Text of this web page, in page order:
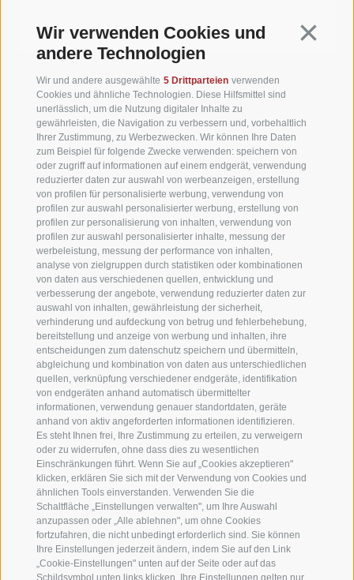
Continua
Wir verwenden Cookies und
andere Technologien
Wir und andere ausgewählte 5 Drittparteien verwenden
Cookies und ähnliche Technologien. Diese Hilfsmittel sind
unerlässlich, um die Nutzung digitaler Inhalte zu
gewährleisten, die Navigation zu verbessern und, vorbehaltlich
Ihrer Zustimmung, zu Werbezwecken. Wir können Ihre Daten
zum Beispiel für folgende Zwecke verwenden: speichern von
oder zugriff auf informationen auf einem endgerät, verwendung
reduzierter daten zur auswahl von werbeanzeigen, erstellung
von profilen für personalisierte werbung, verwendung von
profilen zur auswahl personalisierter werbung, erstellung von
profilen zur personalisierung von inhalten, verwendung von
profilen zur auswahl personalisierter inhalte, messung der
werbeleistung, messung der performance von inhalten,
analyse von zielgruppen durch statistiken oder kombinationen
von daten aus verschiedenen quellen, entwicklung und
verbesserung der angebote, verwendung reduzierter daten zur
auswahl von inhalten, gewährleistung der sicherheit,
verhinderung und aufdeckung von betrug und fehlerbehebung,
bereitstellung und anzeige von werbung und inhalten, ihre
entscheidungen zum datenschutz speichern und übermitteln,
abgleichung und kombination von daten aus unterschiedlichen
quellen, verknüpfung verschiedener endgeräte, identifikation
von endgeräten anhand automatisch übermittelter
informationen, verwendung genauer standortdaten, geräte
anhand von aktiv angeforderten informationen identifizieren.
Es steht Ihnen frei, Ihre Zustimmung zu erteilen, zu verweigern
oder zu widerrufen, ohne dass dies zu wesentlichen
Einschränkungen führt. Wenn Sie auf „Cookies akzeptieren"
klicken, erklären Sie sich mit der Verwendung von Cookies und
ähnlichen Tools einverstanden. Verwenden Sie die
Schaltfläche „Einstellungen verwalten", um Ihre Auswahl
anzupassen oder „Alle ablehnen", um ohne Cookies
fortzufahren, die nicht unbedingt erforderlich sind. Sie können
Ihre Einstellungen jederzeit ändern, indem Sie auf den Link
„Cookie-Einstellungen" unten auf der Seite oder auf das
Schildsymbol unten links klicken. Ihre Einstellungen gelten nur
WETTER
WEBCAM
VIDEOS
HOTELBEWERTUNGEN
ANREISE
NEWSLETTER